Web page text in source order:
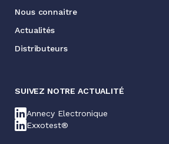
Nous connaitre
Actualités
Distributeurs
SUIVEZ NOTRE ACTUALITÉ
Annecy Electronique
Exxotest®